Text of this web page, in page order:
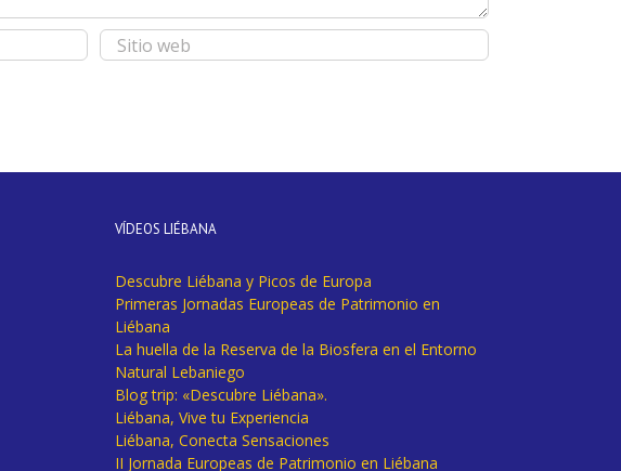
VÍDEOS LIÉBANA
Descubre Liébana y Picos de Europa
Primeras Jornadas Europeas de Patrimonio en
Liébana
La huella de la Reserva de la Biosfera en el Entorno
Natural Lebaniego
Blog trip: «Descubre Liébana».
Liébana, Vive tu Experiencia
Liébana, Conecta Sensaciones
II Jornada Europeas de Patrimonio en Liébana